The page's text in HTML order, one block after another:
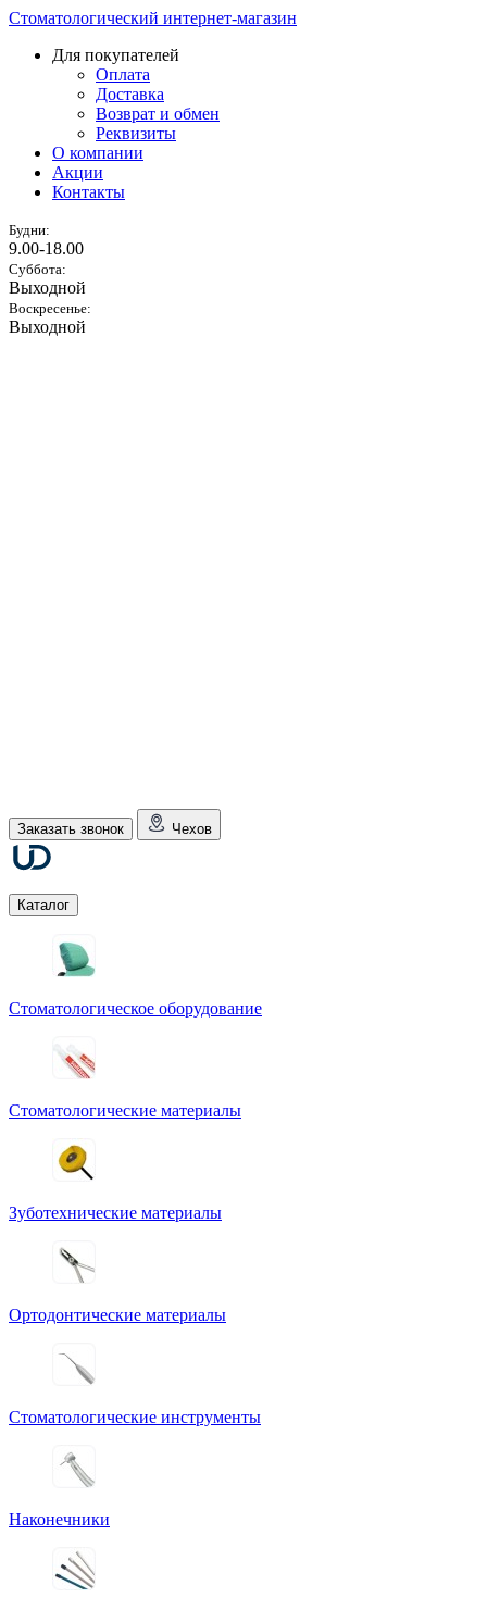
Стоматологический интернет-магазин
Для покупателей
Оплата
Доставка
Возврат и обмен
Реквизиты
О компании
Акции
Контакты
Будни:
9.00-18.00
Суббота:
Выходной
Воскресенье:
Выходной
Заказать звонок Чехов
Каталог
Стоматологическое оборудование
Стоматологические материалы
Зуботехнические материалы
Ортодонтические материалы
Стоматологические инструменты
Наконечники